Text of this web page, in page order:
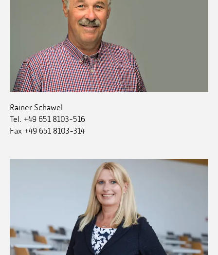
Rainer Schawel
Tel. +49 651 8103-516
Fax +49 651 8103-314